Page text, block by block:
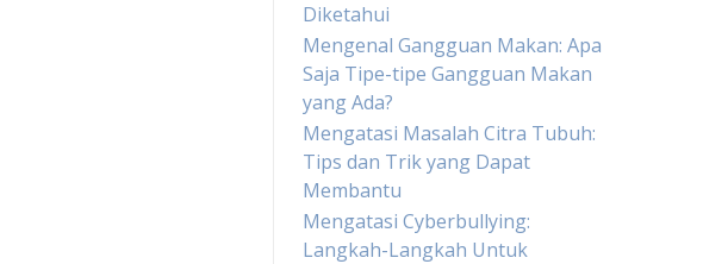
Diketahui
Mengenal Gangguan Makan: Apa
Saja Tipe-tipe Gangguan Makan
yang Ada?
Mengatasi Masalah Citra Tubuh:
Tips dan Trik yang Dapat
Membantu
Mengatasi Cyberbullying:
Langkah-Langkah Untuk